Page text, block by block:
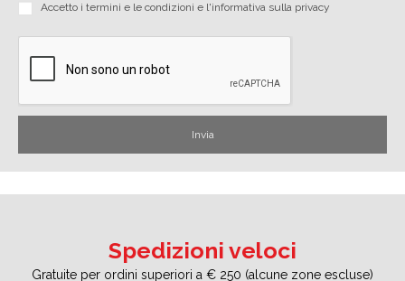
Accetto i termini e le condizioni e l'informativa sulla privacy
Spedizioni veloci
Gratuite per ordini superiori a € 250 (alcune zone escluse)